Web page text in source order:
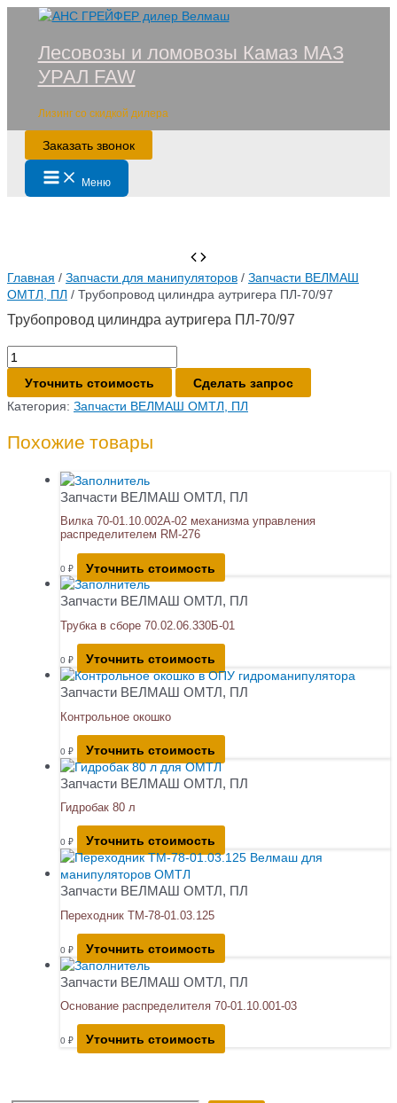
Перейти
содержимому
Лесовозы и ломовозы Камаз МАЗ
УРАЛ FAW
Лизинг со скидкой дилера
Заказать звонок
Main
Menu Меню
Главная / Запчасти для манипуляторов / Запчасти ВЕЛМАШ
ОМТЛ, ПЛ / Трубопровод цилиндра аутригера ПЛ-70/97
Трубопровод цилиндра аутригера ПЛ-70/97
Количество
товара
Трубопровод
цилиндра
ПЛ-70/97
Уточнить стоимость
Сделать запрос
Категория: Запчасти ВЕЛМАШ ОМТЛ, ПЛ
Похожие товары
Запчасти ВЕЛМАШ ОМТЛ, ПЛ
Вилка 70-01.10.002А-02 механизма управления
распределителем RM-276
0 ₽ Уточнить стоимость
Запчасти ВЕЛМАШ ОМТЛ, ПЛ
Трубка в сборе 70.02.06.330Б-01
0 ₽ Уточнить стоимость
Запчасти ВЕЛМАШ ОМТЛ, ПЛ
Контрольное окошко
0 ₽ Уточнить стоимость
Запчасти ВЕЛМАШ ОМТЛ, ПЛ
Гидробак 80 л
0 ₽ Уточнить стоимость
Запчасти ВЕЛМАШ ОМТЛ, ПЛ
Переходник ТМ-78-01.03.125
0 ₽ Уточнить стоимость
Запчасти ВЕЛМАШ ОМТЛ, ПЛ
Основание распределителя 70-01.10.001-03
0 ₽ Уточнить стоимость